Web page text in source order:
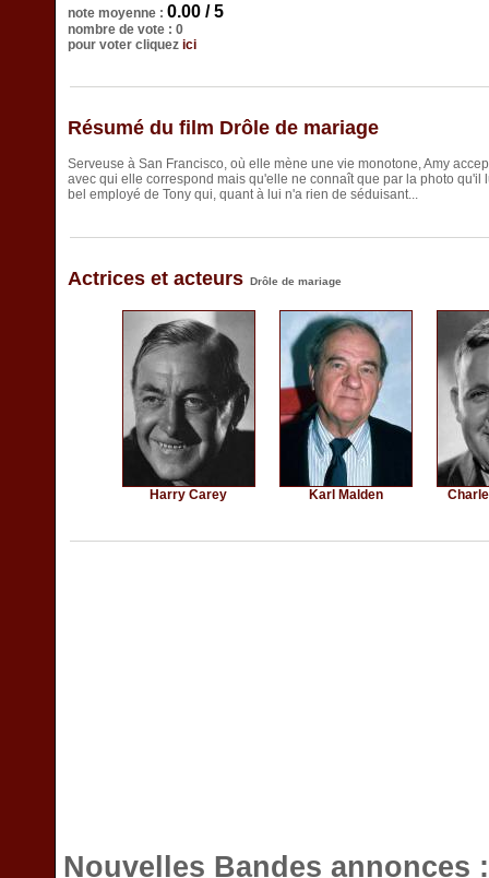
note moyenne : 0.00 / 5
nombre de vote : 0
pour voter cliquez ici
Résumé du film Drôle de mariage
Serveuse à San Francisco, où elle mène une vie monotone, Amy
avec qui elle correspond mais qu'elle ne connaît que par la photo qu'il
bel employé de Tony qui, quant à lui n'a rien de séduisant...
Actrices et acteurs Drôle de mariage
Harry Carey Karl Malden
Nouvelles Bandes annonces